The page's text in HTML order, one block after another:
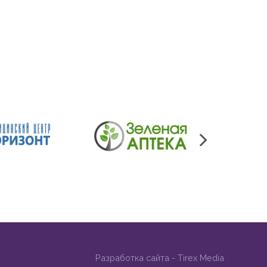
Разработка сайта - Tirex Media